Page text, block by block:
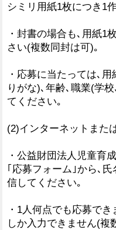
シミリ用紙1枚につき1
・封書の場合も､用紙1
さい(複数同封は可)｡
・応募に当たっては､
りがな)､年齢､職業(学
てください｡
(2)インターネットまた
・公益財団法人児童育
｢応募フォーム｣から､
信してください｡
・1人何点でも応募で
しか入力できません(複